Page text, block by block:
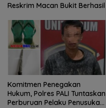
Reskrim Macan Bukit
Komitmen Penegakan
Hukum, Polres PALI Tuntaskan
Perburuan Pelaku Penusukan